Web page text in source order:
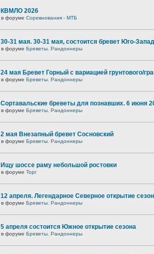
КВМЛО 2026
в форуме Соревнования - МТБ
30-31 мая. 30-31 мая, состоится бревет Юго-
в форуме Бреветы. Рандоннеры
24 мая Бревет Горный с вариацией грунтового/
в форуме Бреветы. Рандоннеры
Сортавальские бреветы для познавших. 6 июня
в форуме Бреветы. Рандоннеры
2 мая Внезапный бревет Сосновский
в форуме Бреветы. Рандоннеры
Ищу шоссе раму небольшой ростовки
в форуме Торг
12 апреля. Легендарное Северное открытие
в форуме Бреветы. Рандоннеры
5 апреля состоится Южное открытие сезона
в форуме Бреветы. Рандоннеры